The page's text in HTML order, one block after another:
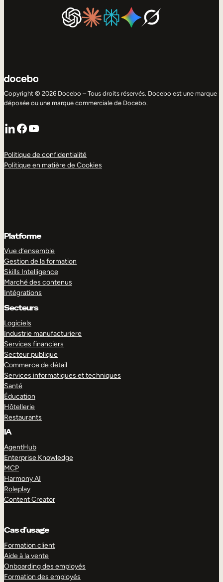
Copyright © 2026 Docebo – Tous droits réservés. Docebo est une marque
déposée ou une marque commerciale de Docebo.
LinkedIn
Facebook
YouTube
Politique de confidentialité
Politique en matière de Cookies
Platforme
Vue d’ensemble
Gestion de la formation
Skills Intelligence
Marché des contenus
Intégrations
Secteurs
Logiciels
Industrie manufacturiere
Services financiers
Secteur publique
Commerce de détail
Services informatiques et techniques
Santé
Éducation
Hôtellerie
Restaurants
IA
AgentHub
Enterprise Knowledge
MCP
Harmony AI
Roleplay
Content Creator
Cas d’usage
Formation client
Aide à la vente
Onboarding des employés
Formation des employés